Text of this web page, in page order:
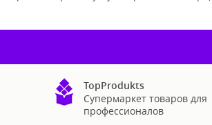
TopProdukts
Супермаркет товаров для
профессионалов